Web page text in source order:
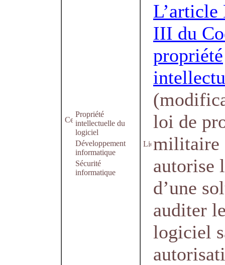
Propriété
intellectuelle du
logiciel
Développement
informatique
Sécurité
informatique
III du
propriété
loi de
militaire
autorise
d’une
auditer
logiciel